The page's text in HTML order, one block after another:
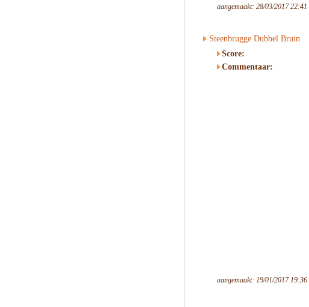
aangemaakt: 28/03/2017 22:41
Steenbrugge Dubbel Bruin
Score:
Commentaar:
aangemaakt: 19/01/2017 19:36